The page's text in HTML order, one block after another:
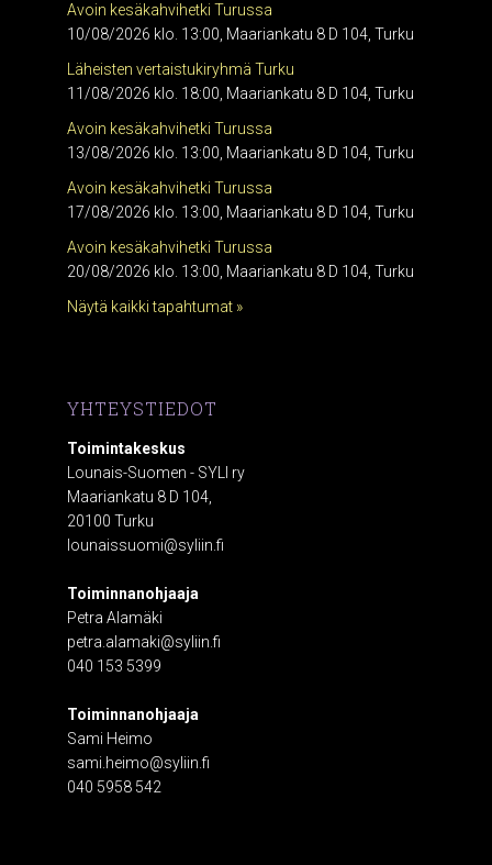
Avoin kesäkahvihetki Turussa
10/08/2026 klo. 13:00, Maariankatu 8 D 104, Turku
Läheisten vertaistukiryhmä Turku
11/08/2026 klo. 18:00, Maariankatu 8 D 104, Turku
Avoin kesäkahvihetki Turussa
13/08/2026 klo. 13:00, Maariankatu 8 D 104, Turku
Avoin kesäkahvihetki Turussa
17/08/2026 klo. 13:00, Maariankatu 8 D 104, Turku
Avoin kesäkahvihetki Turussa
20/08/2026 klo. 13:00, Maariankatu 8 D 104, Turku
Näytä kaikki tapahtumat »
YHTEYSTIEDOT
Toimintakeskus
Lounais-Suomen - SYLI ry
Maariankatu 8 D 104,
20100 Turku
lounaissuomi@syliin.fi
Toiminnanohjaaja
Petra Alamäki
petra.alamaki@syliin.fi
040 153 5399
Toiminnanohjaaja
Sami Heimo
sami.heimo@syliin.fi
040 5958 542